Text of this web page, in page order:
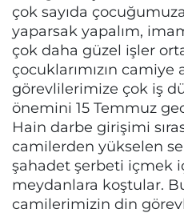
çok sayıda
yaparsak yapalım,
çok daha güzel işler
çocuklarımızın camiye
görevlilerimize çok iş
önemini 15 Temmuz
Hain darbe girişimi
camilerden yükselen
şahadet şerbeti içmek
meydanlara koştular.
camilerimizin din